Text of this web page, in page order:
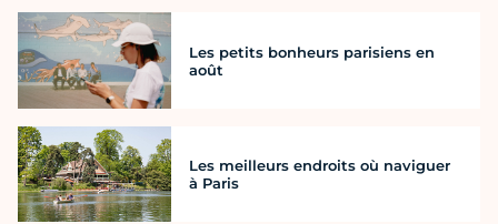
Les petits bonheurs parisiens en
août
Les meilleurs endroits où naviguer
à Paris